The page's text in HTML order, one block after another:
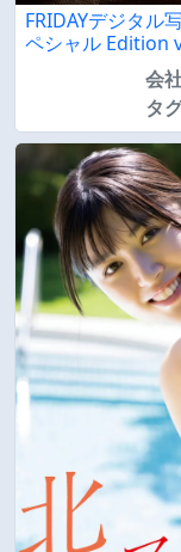
FRIDAYデジタル
ペシャル Edition
会
タ